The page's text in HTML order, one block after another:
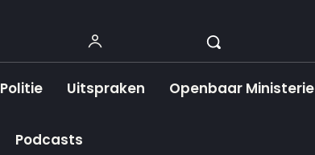
Politie Uitspraken Openbaar Ministerie
Podcasts